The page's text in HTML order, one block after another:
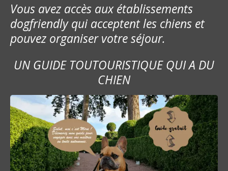
Vous avez accès aux établissements
dogfriendly qui acceptent les chiens et
pouvez organiser votre séjour.
UN GUIDE TOUTOURISTIQUE QUI A DU
CHIEN